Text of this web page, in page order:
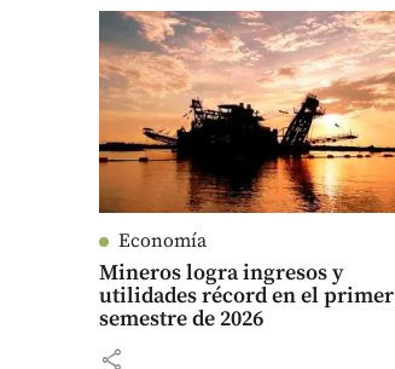
Economía
Mineros logra ingresos y
utilidades récord en el primer
semestre de 2026
share